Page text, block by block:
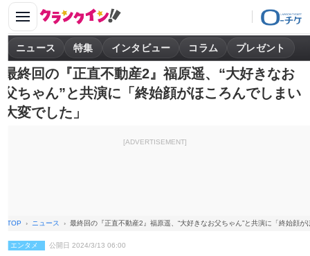
ニュース 特集 インタビュー コラム プレゼント
最終回の『正直不動産2』福原遥、“大好きなお
父ちゃん”と共演に「終始顔がほころんでしまい
大変でした」
[ADVERTISEMENT]
TOP ニュース 最終回の『正直不動産2』福原遥、“大好きなお父ちゃん”と共演に「終始顔
エンタメ 公開日 2024/3/13 06:00